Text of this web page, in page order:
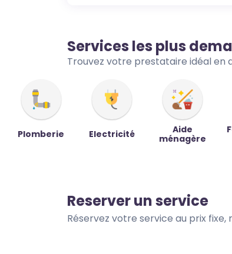
Services les plus
Trouvez votre prestataire idéal en
Plomberie Electricité
Aide
ménagère
Reserver un service
Réservez votre service au prix